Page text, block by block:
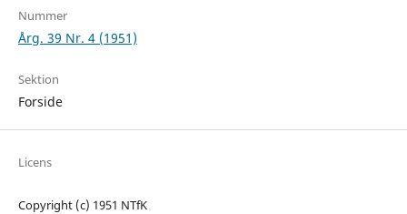
Nummer
Årg. 39 Nr. 4 (1951)
Sektion
Forside
Licens
Copyright (c) 1951 NTfK